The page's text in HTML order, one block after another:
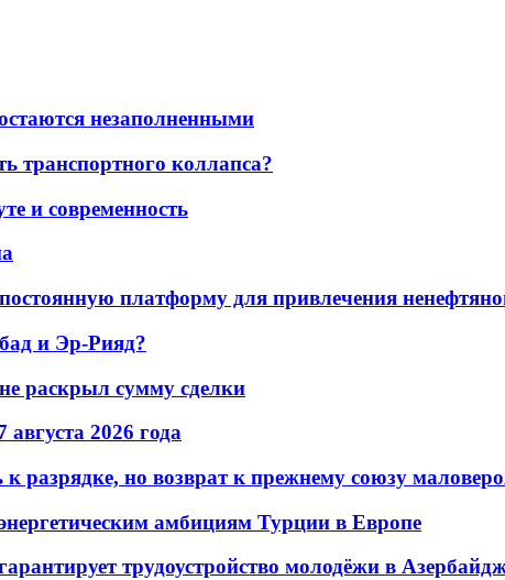
незаполненными
транспортного коллапса?
и современность
платформу для привлечения
и Эр-Рияд?
раскрыл сумму сделки
2026 года
разрядке, но возврат к прежнему союзу
амбициям Турции в Европе
трудоустройство молодёжи в